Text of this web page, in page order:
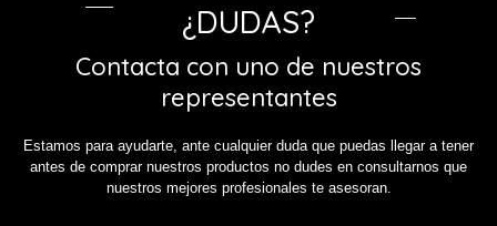
¿DUDAS?
Contacta con uno de nuestros
representantes
Estamos para ayudarte, ante cualquier duda que puedas llegar a tener
antes de comprar nuestros productos no dudes en consultarnos que
nuestros mejores profesionales te asesoran.